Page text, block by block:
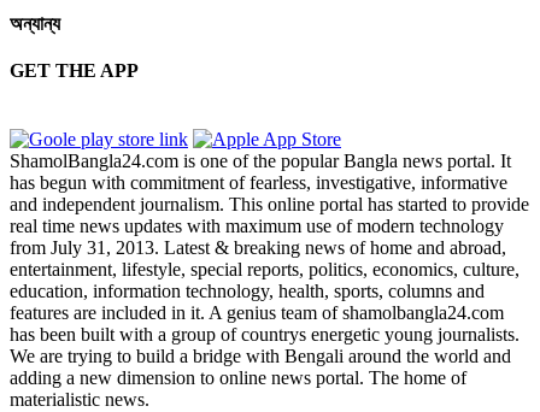
অন্যান্য
GET THE APP
ShamolBangla24.com is one of the popular Bangla news portal. It
has begun with commitment of fearless, investigative, informative
and independent journalism. This online portal has started to provide
real time news updates with maximum use of modern technology
from July 31, 2013. Latest & breaking news of home and abroad,
entertainment, lifestyle, special reports, politics, economics, culture,
education, information technology, health, sports, columns and
features are included in it. A genius team of shamolbangla24.com
has been built with a group of countrys energetic young journalists.
We are trying to build a bridge with Bengali around the world and
adding a new dimension to online news portal. The home of
materialistic news.